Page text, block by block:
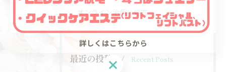
オンライン治療・処方
最近の投稿 Recent Posts